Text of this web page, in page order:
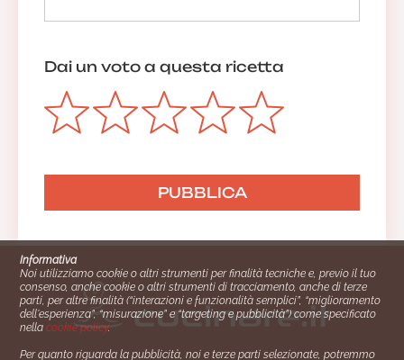
Dai un voto a questa ricetta
Informativa
Noi utilizziamo cookie o altri strumenti per finalità tecniche e, previo il tuo
consenso, anche cookie o altri strumenti di tracciamento, anche di terze
parti, per altre finalità (“interazioni e funzionalità semplici”, “miglioramento
dell'esperienza”, “misurazione” e “targeting e pubblicità”) come specificato
nellacookie policy.
Per quanto riguarda la pubblicità, noi e terze parti selezionate, potremmo